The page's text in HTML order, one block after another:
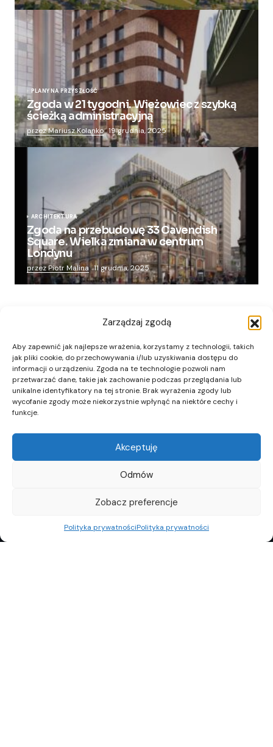
Zarządzaj zgodą
Aby zapewnić jak najlepsze wrażenia, korzystamy z technologii, takich
jak pliki cookie, do przechowywania i/lub uzyskiwania dostępu do
informacji o urządzeniu. Zgoda na te technologie pozwoli nam
przetwarzać dane, takie jak zachowanie podczas przeglądania lub
unikalne identyfikatory na tej stronie. Brak wyrażenia zgody lub
wycofanie zgody może niekorzystnie wpłynąć na niektóre cechy i
funkcje.
Akceptuję
Odmów
Zobacz preferencje
Polityka prywatnościPolityka prywatności
PLANY NA PRZYSZŁOŚĆ
Zgoda w 21 tygodni. Wieżowiec z szybką
ścieżką administracyjną
przez Mariusz Kolanko 19 grudnia, 2025
ARCHITEKTURA
Zgoda na przebudowę 33 Cavendish
Square. Wielka zmiana w centrum
Londynu
przez Piotr Malina 11 grudnia, 2025